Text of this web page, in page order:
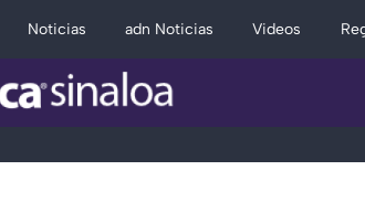
Noticias adn Noticias Videos